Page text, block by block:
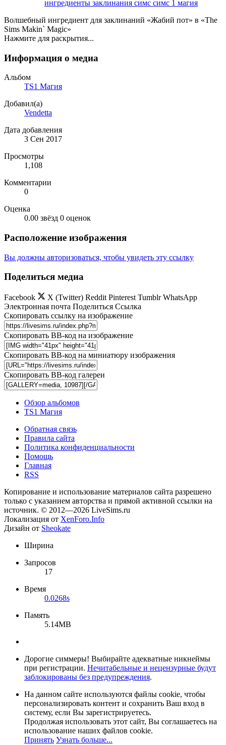
ингредиенты заклинания симс симс 1 магия
Волшебный ингредиент для заклинаний «Жабий пот» в «The
Sims Makin` Magic»
Нажмите для раскрытия...
Информация о медиа
Альбом
TS1 Магия
Добавил(а)
Vendetta
Дата добавления
3 Сен 2017
Просмотры
1,108
Комментарии
0
Оценка
0.00 звёзд 0 оценок
Расположение изображения
Вы должны авторизоваться, чтобы увидеть эту ссылку
Поделиться медиа
Facebook X (Twitter) Reddit Pinterest Tumblr WhatsApp
Электронная почта Поделиться Ссылка
Скопировать ссылку на изображение
Скопировать BB-код на изображение
Скопировать BB-код на миниатюру изображения
Скопировать BB-код галереи
Обзор альбомов
TS1 Магия
Обратная связь
Правила сайта
Политика конфиденциальности
Помощь
Главная
RSS
Копирование и использование материалов сайта разрешено
только с указанием авторства и прямой активной ссылки на
источник. © 2012—2026 LiveSims.ru
Локализация от XenForo.Info
Дизайн от Sheokate
Ширина
Запросов
17
Время
0.0268s
Память
5.14MB
Дорогие симмеры! Выбирайте адекватные никнеймы
при регистрации. Нечитабельные и нецензурные будут
заблокированы без предупреждения.
На данном сайте используются файлы cookie, чтобы
персонализировать контент и сохранить Ваш вход в
систему, если Вы зарегистрируетесь.
Продолжая использовать этот сайт, Вы соглашаетесь на
использование наших файлов cookie.
Принять Узнать больше...